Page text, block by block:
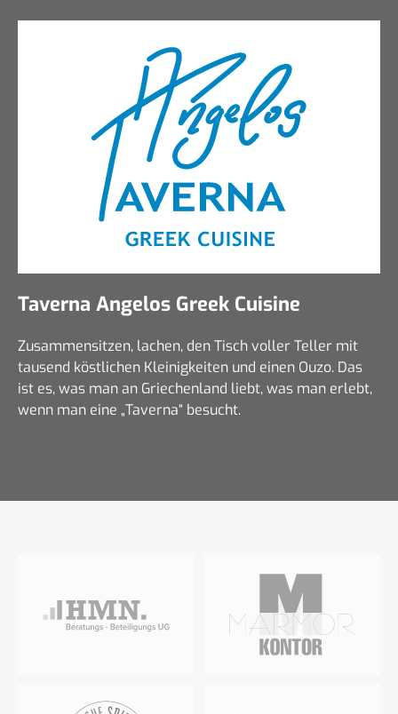
Taverna Angelos Greek Cuisine
Zusammensitzen, lachen, den Tisch voller Teller mit
tausend köstlichen Kleinigkeiten und einen Ouzo. Das
ist es, was man an Griechenland liebt, was man erlebt,
wenn man eine „Taverna“ besucht.